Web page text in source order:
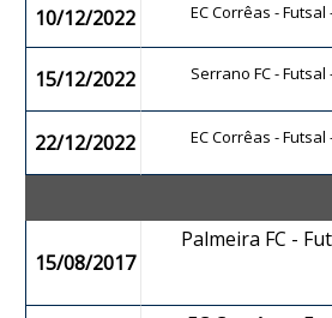
10/12/2022 EC Corrêas -
15/12/2022 Serrano FC -
22/12/2022 EC Corrêas -
15/08/2017
Palmeira FC -